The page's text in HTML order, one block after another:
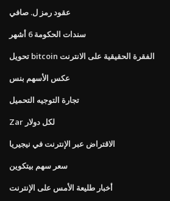
عقود رمز ل. صافي
سندات الحكومة 6 أشهر
تحويل bitcoin الفقرة الحقيقية على الانترنت
عكس الأسهم بنس
تجارة التوجيه التحميل
Zar لكل دولار
الاقتراض عبر الإنترنت في نيجيريا
سعر سهم بيتكوين
أخبار طليعة الأمس على الإنترنت